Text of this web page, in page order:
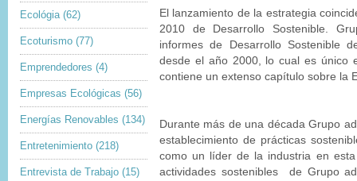
Ecológia (62)
Ecoturismo (77)
Emprendedores (4)
Empresas Ecológicas (56)
Energías Renovables (134)
Entretenimiento (218)
Entrevista de Trabajo (15)
El lanzamiento de la estrategia
2010 de Desarrollo Sostenible.
informes de Desarrollo Sostenible
desde el año 2000, lo cual es único
contiene un extenso capítulo sobre la
Durante más de una década Grupo
establecimiento de prácticas
como un líder de la industria en
actividades sostenibles de Grupo